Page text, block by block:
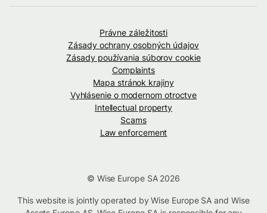
Právne záležitosti
Zásady ochrany osobných údajov
Zásady používania súborov cookie
Complaints
Mapa stránok krajiny
Vyhlásenie o modernom otroctve
Intellectual property
Scams
Law enforcement
© Wise Europe SA 2026
This website is jointly operated by Wise Europe SA and Wise